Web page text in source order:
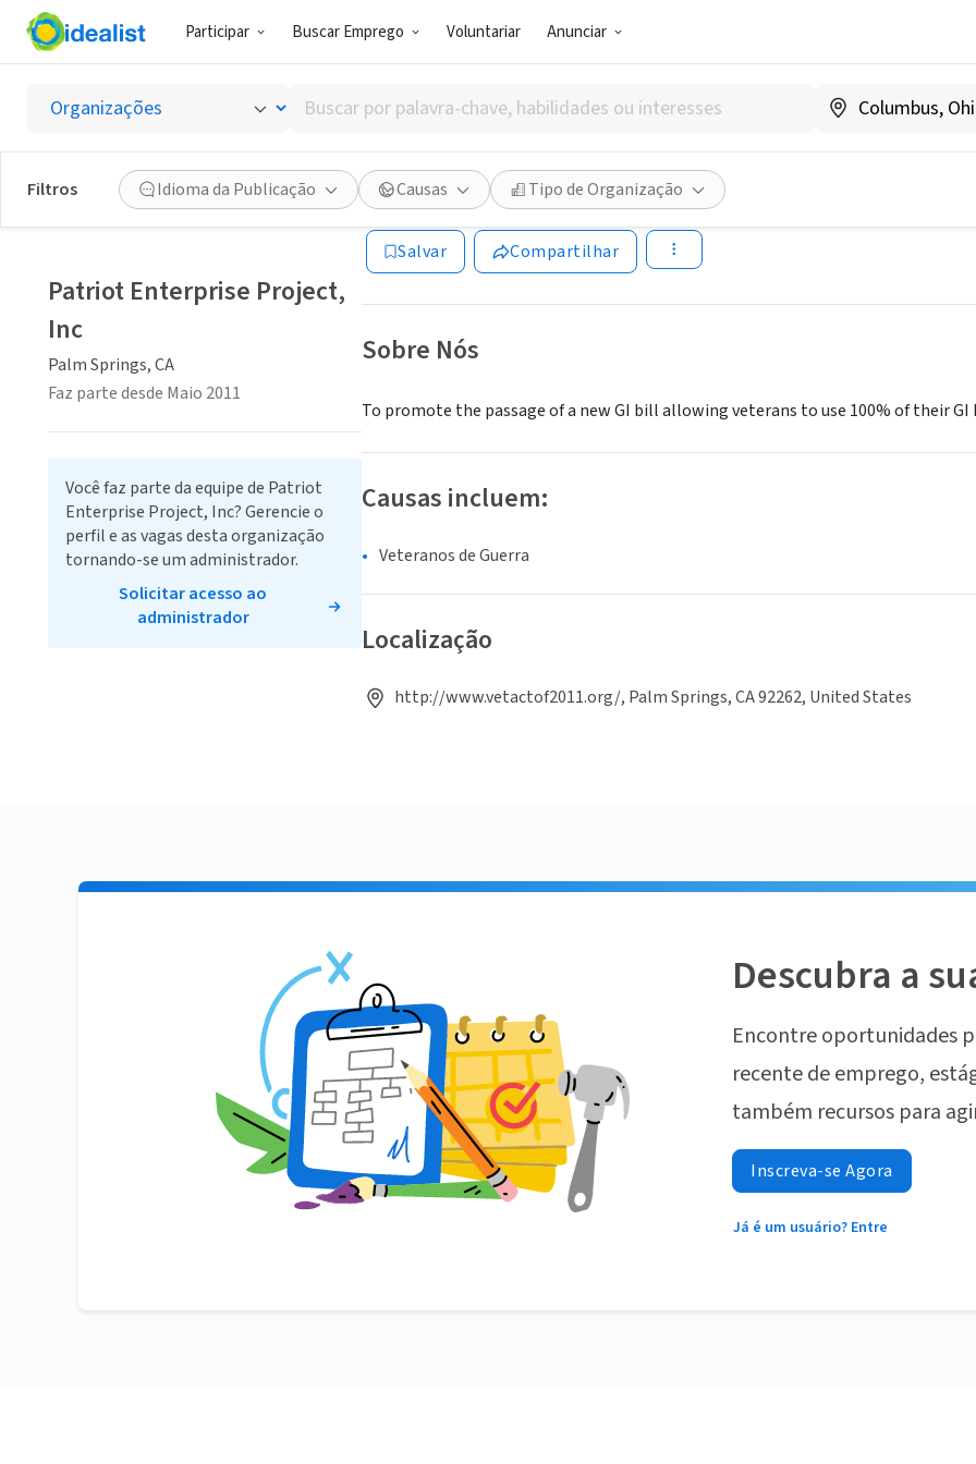
Participar Buscar Emprego Voluntariar Anunciar
Buscar
por
palavra-
chave,
habilidades
ou
interesses
Filtros Idioma da Publicação Causas Tipo de Organização
Patriot Enterprise Project, Inc
Palm Springs, CA | www.vetactof2011.org/
Salvar Compartilhar
Sobre Nós
To promote the passage of a new GI bill allowing veterans to use 100% of their
Causas incluem:
Veteranos de Guerra
Localização
http://www.vetactof2011.org/, Palm Springs, CA 92262, United States
Patriot Enterprise Project,
Inc
Palm Springs, CA
Faz parte desde Maio 2011
Você faz parte da equipe de Patriot
Enterprise Project, Inc? Gerencie o
perfil e as vagas desta organização
tornando-se um administrador.
Solicitar acesso ao
administrador
Descubra a
Encontre oportunidades
recente de emprego,
também recursos para
Inscreva-se Agora
Já é um usuário? Entre